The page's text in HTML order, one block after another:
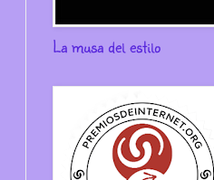
La musa del estilo